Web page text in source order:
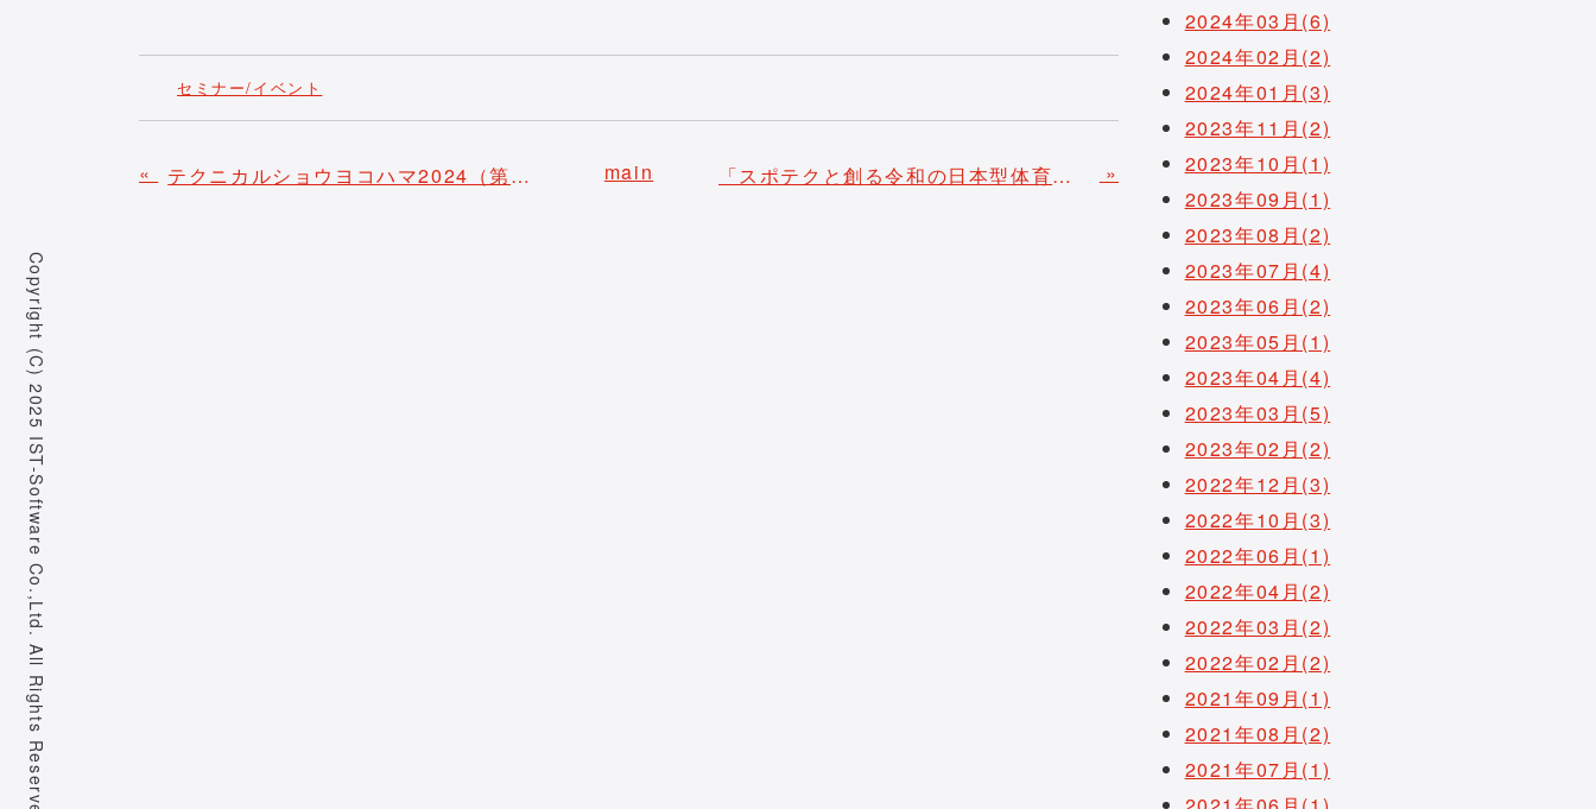
セミナー/イベント
« テクニカルショウヨコハマ2024（第45回工業技術見本市）へ出展いたします main 「スポテクと創る令和の日本型体育成果発表会・シンポジウム」開催のご案内 »
2024年03月(6)
2024年02月(2)
2024年01月(3)
2023年11月(2)
2023年10月(1)
2023年09月(1)
2023年08月(2)
2023年07月(4)
2023年06月(2)
2023年05月(1)
2023年04月(4)
2023年03月(5)
2023年02月(2)
2022年12月(3)
2022年10月(3)
2022年06月(1)
2022年04月(2)
2022年03月(2)
2022年02月(2)
2021年09月(1)
2021年08月(2)
2021年07月(1)
Copyright (C) 2025 IST-Software Co.,Ltd. All Rights Reserved.